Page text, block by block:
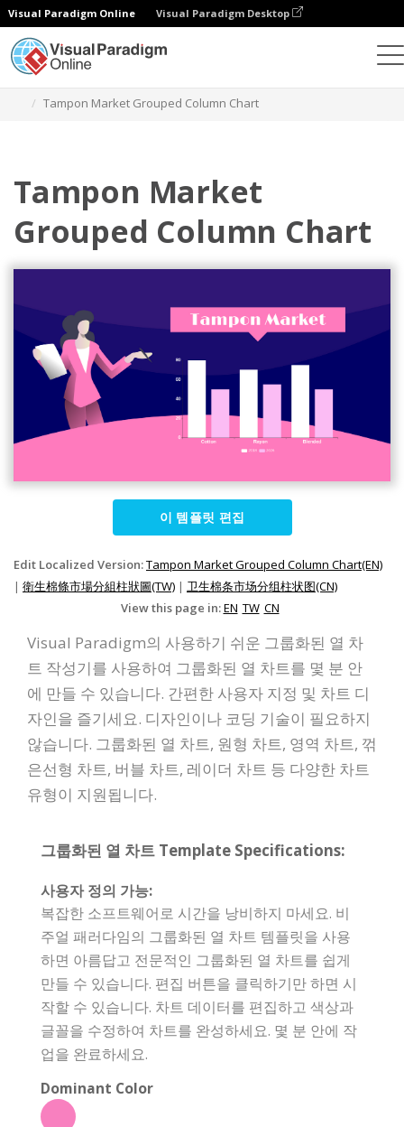
Visual Paradigm Online Visual Paradigm Desktop
Tampon Market Grouped Column Chart
Tampon Market
Grouped Column Chart
이 템플릿 편집
Edit Localized Version:Tampon Market Grouped Column Chart(EN)
| 衛生棉條市場分組柱狀圖(TW) | 卫生棉条市场分组柱状图(CN)
View this page in:EN TW CN
Visual Paradigm의 사용하기 쉬운 그룹화된 열 차
트 작성기를 사용하여 그룹화된 열 차트를 몇 분 안
에 만들 수 있습니다. 간편한 사용자 지정 및 차트 디
자인을 즐기세요. 디자인이나 코딩 기술이 필요하지
않습니다. 그룹화된 열 차트, 원형 차트, 영역 차트, 꺾
은선형 차트, 버블 차트, 레이더 차트 등 다양한 차트
유형이 지원됩니다.
그룹화된 열 차트 Template Specifications:
사용자 정의 가능:
복잡한 소프트웨어로 시간을 낭비하지 마세요. 비
주얼 패러다임의 그룹화된 열 차트 템플릿을 사용
하면 아름답고 전문적인 그룹화된 열 차트를 쉽게
만들 수 있습니다. 편집 버튼을 클릭하기만 하면 시
작할 수 있습니다. 차트 데이터를 편집하고 색상과
글꼴을 수정하여 차트를 완성하세요. 몇 분 안에 작
업을 완료하세요.
Dominant Color